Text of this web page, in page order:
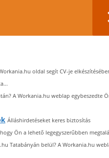
oldal segít CV-je
A Workania.hu weblap egybeszedte
Álláshirdetéseket keres biztosítás
Ön a lehető legegyszerűbben
Tatabányán belül? A Workania.hu